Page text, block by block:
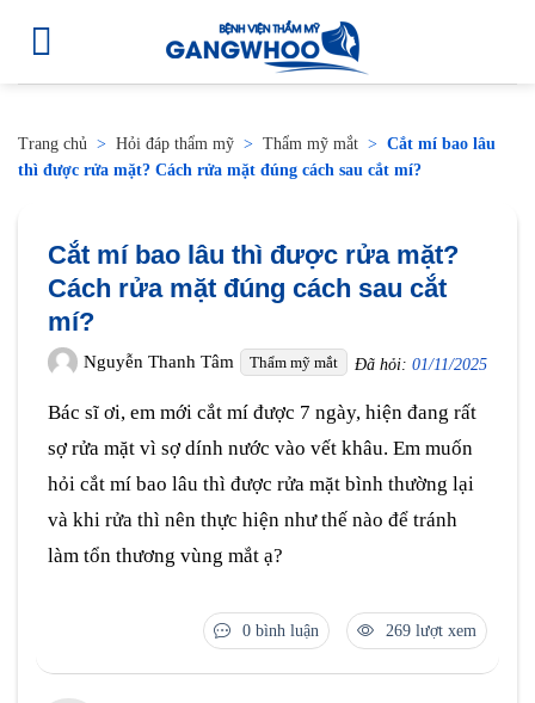
Trang chủ > Hỏi đáp thẩm mỹ > Thẩm mỹ mắt > Cắt mí bao lâu
thì được rửa mặt? Cách rửa mặt đúng cách sau cắt mí?
Cắt mí bao lâu thì được rửa mặt?
Cách rửa mặt đúng cách sau cắt
mí?
Nguyễn Thanh Tâm Thẩm mỹ mắt Đã hỏi: 01/11/2025
Bác sĩ ơi, em mới cắt mí được 7 ngày, hiện đang rất
sợ rửa mặt vì sợ dính nước vào vết khâu. Em muốn
hỏi cắt mí bao lâu thì được rửa mặt bình thường lại
và khi rửa thì nên thực hiện như thế nào để tránh
làm tổn thương vùng mắt ạ?
0 bình luận 269 lượt xem